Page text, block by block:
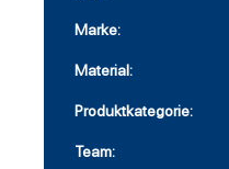
Marke:
Material:
Produktkategorie:
Team: